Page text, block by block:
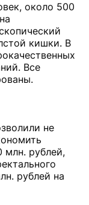
около 500
кишки. В
Все
не
млн. рублей,
рублей на